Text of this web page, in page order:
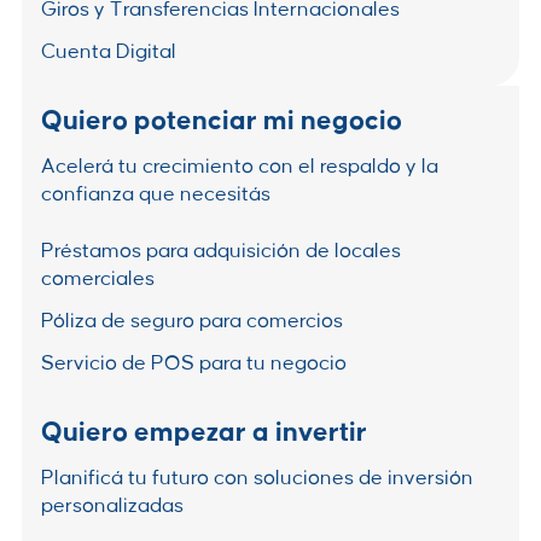
Giros y Transferencias Internacionales
Cuenta Digital
Quiero potenciar mi negocio
Acelerá tu crecimiento con el respaldo y la
confianza que necesitás
Préstamos para adquisición de locales
comerciales
Póliza de seguro para comercios
Servicio de POS para tu negocio
Quiero empezar a invertir
Planificá tu futuro con soluciones de inversión
personalizadas